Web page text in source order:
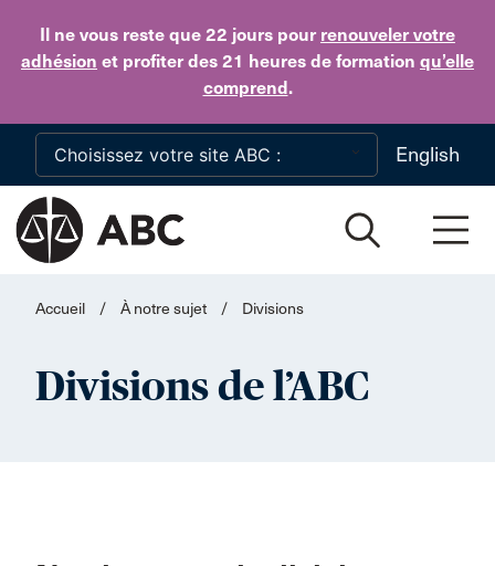
Il ne vous reste que 22 jours pour renouveler votre
adhésion et profiter des 21 heures de formation qu’elle
comprend.
Skip to main content
English
Accueil / À notre sujet / Divisions
Divisions de l’ABC